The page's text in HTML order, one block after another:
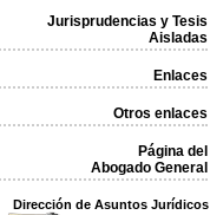
Jurisprudencias y Tesis
Aisladas
Enlaces
Otros enlaces
Página del
Abogado General
Dirección de Asuntos Jurídicos